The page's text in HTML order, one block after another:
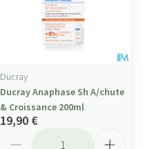
Ducray
Ducray Anaphase Sh A/chute
& Croissance 200ml
19,90 €